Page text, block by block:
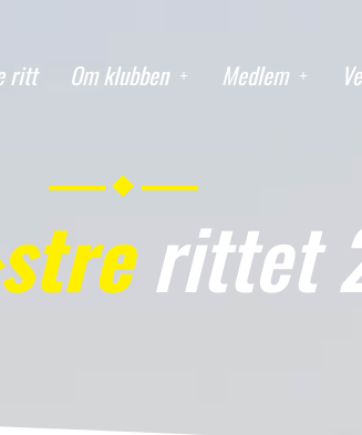
ritt Om klubben Medlem
rittet